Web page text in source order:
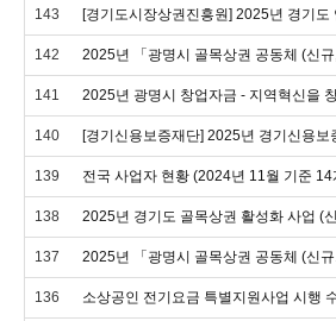
143 [경기도시장상권진흥원] 2025년 경기도
142 2025년 「광명시 골목상권 공동체 (신
141 2025년 광명시 창업자금 - 지역혁신을
140 [경기신용보증재단] 2025년 경기신용보
139 전국 사업자 현황 (2024년 11월 기준
138 2025년 경기도 골목상권 활성화 사업 (
137 2025년 「광명시 골목상권 공동체 (신
136 소상공인 전기요금 특별지원사업 시행